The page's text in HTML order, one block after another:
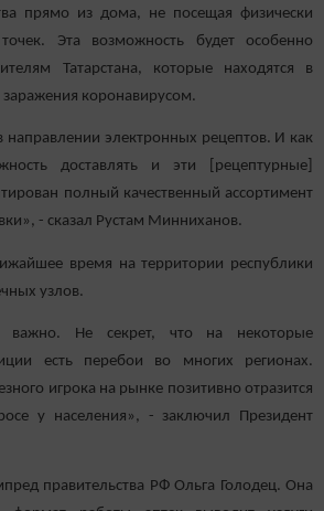
прямо из дома, не посещая физически
Эта возможность будет особенно
Татарстана, которые находятся в
заражения коронавирусом.
электронных рецептов. И как
доставлять и эти [рецептурные]
полный качественный ассортимент
- сказал Рустам Минниханов.
время на территории республики
узлов.
важно. Не секрет, что на некоторые
есть перебои во многих регионах.
игрока на рынке позитивно отразится
у населения», - заключил Президент
правительства РФ Ольга Голодец. Она